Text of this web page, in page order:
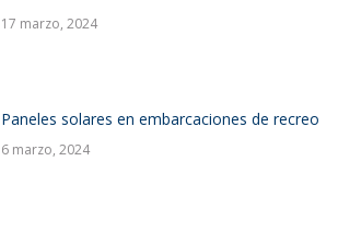
17 marzo, 2024
Paneles solares en embarcaciones de recreo
6 marzo, 2024